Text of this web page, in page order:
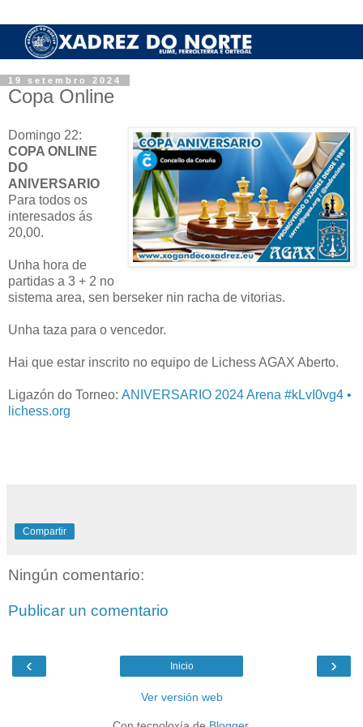
19 setembro 2024
Copa Online
Domingo 22:
COPA ONLINE
DO
ANIVERSARIO
Para todos os
interesados ás
20,00.
Unha hora de
partidas a 3 + 2 no
sistema area, sen berseker nin racha de vitorias.
Unha taza para o vencedor.
Hai que estar inscrito no equipo de Lichess AGAX Aberto.
Ligazón do Torneo: ANIVERSARIO 2024 Arena #kLvI0vg4 •
lichess.org
Compartir
Ningún comentario:
Publicar un comentario
‹ ›
Inicio
Ver versión web